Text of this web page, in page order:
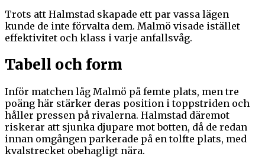
Trots att Halmstad skapade ett par vassa lägen
kunde de inte förvalta dem. Malmö visade istället
effektivitet och klass i varje anfallsvåg.
Tabell och form
Inför matchen låg Malmö på femte plats, men tre
poäng här stärker deras position i toppstriden och
håller pressen på rivalerna. Halmstad däremot
riskerar att sjunka djupare mot botten, då de redan
innan omgången parkerade på en tolfte plats, med
kvalstrecket obehagligt nära.